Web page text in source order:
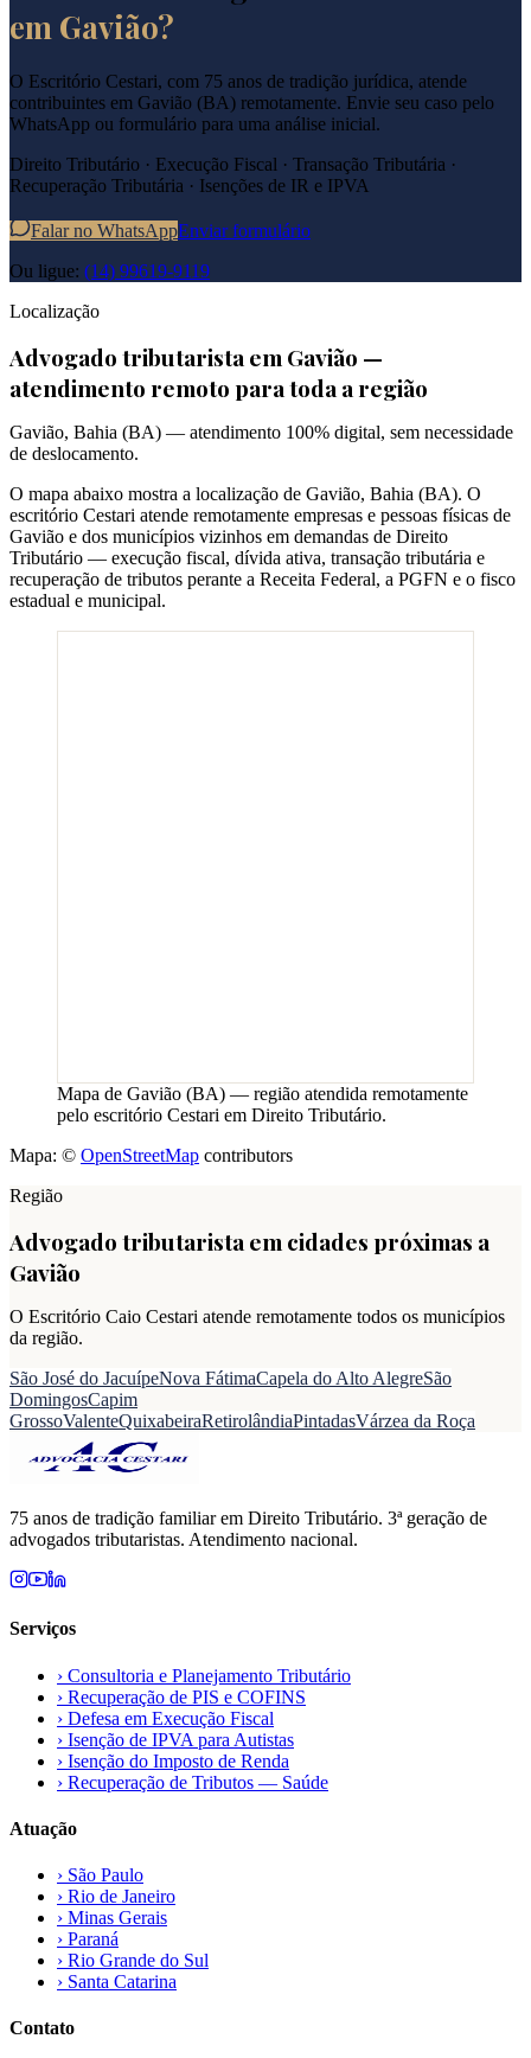
em Gavião?
O Escritório Cestari, com 75 anos de tradição jurídica, atende
contribuintes em Gavião (BA) remotamente. Envie seu caso pelo
WhatsApp ou formulário para uma análise inicial.
Direito Tributário · Execução Fiscal · Transação Tributária ·
Recuperação Tributária · Isenções de IR e IPVA
Falar no WhatsAppEnviar formulário
Ou ligue: (14) 99619-9119
Localização
Advogado tributarista em Gavião —
atendimento remoto para toda a região
Gavião, Bahia (BA) — atendimento 100% digital, sem necessidade
de deslocamento.
O mapa abaixo mostra a localização de Gavião, Bahia (BA). O
escritório Cestari atende remotamente empresas e pessoas físicas de
Gavião e dos municípios vizinhos em demandas de Direito
Tributário — execução fiscal, dívida ativa, transação tributária e
recuperação de tributos perante a Receita Federal, a PGFN e o fisco
estadual e municipal.
Mapa de Gavião (BA) — região atendida remotamente
pelo escritório Cestari em Direito Tributário.
Mapa: © OpenStreetMap contributors
Região
Advogado tributarista em cidades próximas a
Gavião
O Escritório Caio Cestari atende remotamente todos os municípios
da região.
São José do JacuípeNova FátimaCapela do Alto AlegreSão
DomingosCapim
GrossoValenteQuixabeiraRetirolândiaPintadasVárzea da Roça
75 anos de tradição familiar em Direito Tributário. 3ª geração de
advogados tributaristas. Atendimento nacional.
Serviços
› Consultoria e Planejamento Tributário
› Recuperação de PIS e COFINS
› Defesa em Execução Fiscal
› Isenção de IPVA para Autistas
› Isenção do Imposto de Renda
› Recuperação de Tributos — Saúde
Atuação
› São Paulo
› Rio de Janeiro
› Minas Gerais
› Paraná
› Rio Grande do Sul
› Santa Catarina
Contato